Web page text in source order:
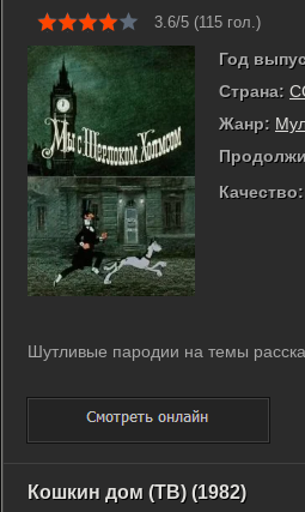
3.6/5 (115 гол.)
Год
Страна:
Жанр:
Качество:
Шутливые пародии на темы
Кошкин дом (ТВ) (1982)